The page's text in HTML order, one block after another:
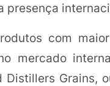
presença
com
mercado
Distillers Grains,